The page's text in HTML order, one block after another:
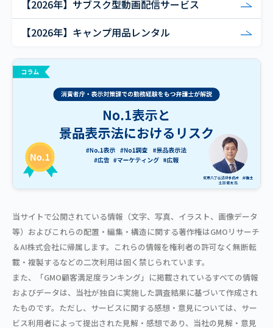
【2026年】サブスク型動画配信サービス
【2026年】キャンプ用品レンタル
当サイトで公開されている情報（文字、写真、イラスト、画像データ
等）およびこれらの配置・編集・構造に関する著作権はGMOリサーチ
＆AI株式会社に帰属します。これらの情報を権利者の許可なく無断転
載・複製するなどの二次利用は固く禁じられています。
また、「GMO顧客満足度ランキング」に掲載されているすべての情報
およびデータは、当社が独自に実施した調査結果に基づいて作成され
たものです。ただし、サービスに関する感想・意見については、サー
ビス利用者によって提出された見解・感想であり、当社の見解・意見